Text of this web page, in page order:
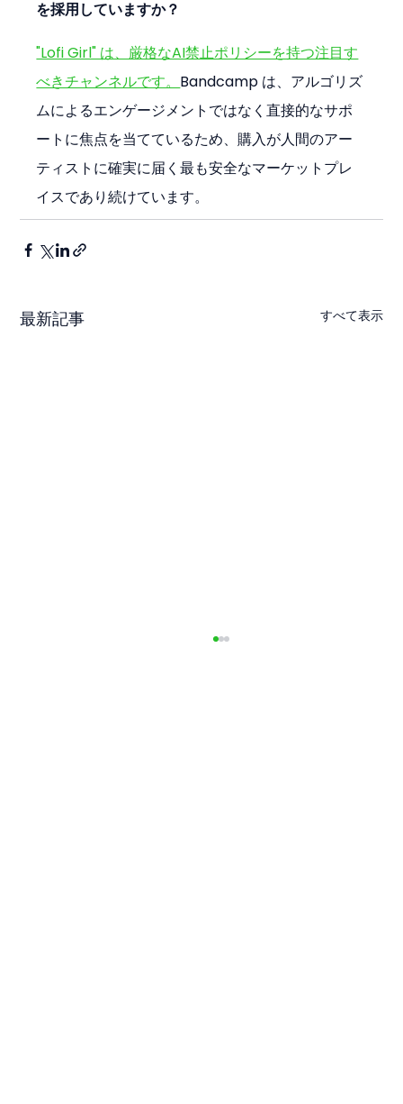
を採用していますか？
"Lofi Girl" は、厳格なAI禁止ポリシーを持つ注目す
べきチャンネルです。 Bandcamp は、アルゴリズ
ムによるエンゲージメントではなく直接的なサポ
ートに焦点を当てているため、購入が人間のアー
ティストに確実に届く最も安全なマーケットプレ
イスであり続けています。
最新記事 すべて表示